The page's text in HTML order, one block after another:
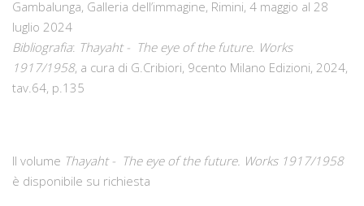
Gambalunga, Galleria dell’immagine, Rimini, 4 maggio al 28
luglio 2024
Bibliografia: Thayaht - The eye of the future. Works
1917/1958, a cura di G.Cribiori, 9cento Milano Edizioni, 2024,
tav.64, p.135
Il volume Thayaht - The eye of the future. Works 1917/1958
è disponibile su richiesta